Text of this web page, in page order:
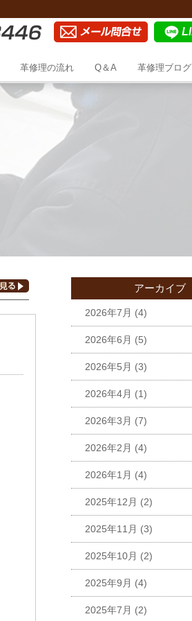
革修理の流れ Q＆A 革修理ブログ
アーカイブ
2026年7月 (4)
2026年6月 (5)
2026年5月 (3)
2026年4月 (1)
2026年3月 (7)
2026年2月 (4)
2026年1月 (4)
2025年12月 (2)
2025年11月 (3)
2025年10月 (2)
2025年9月 (4)
2025年7月 (2)